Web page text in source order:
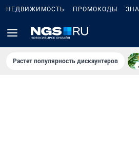
НЕДВИЖИМОСТЬ ПРОМОКОДЫ
Растет популярность дискаунтеров